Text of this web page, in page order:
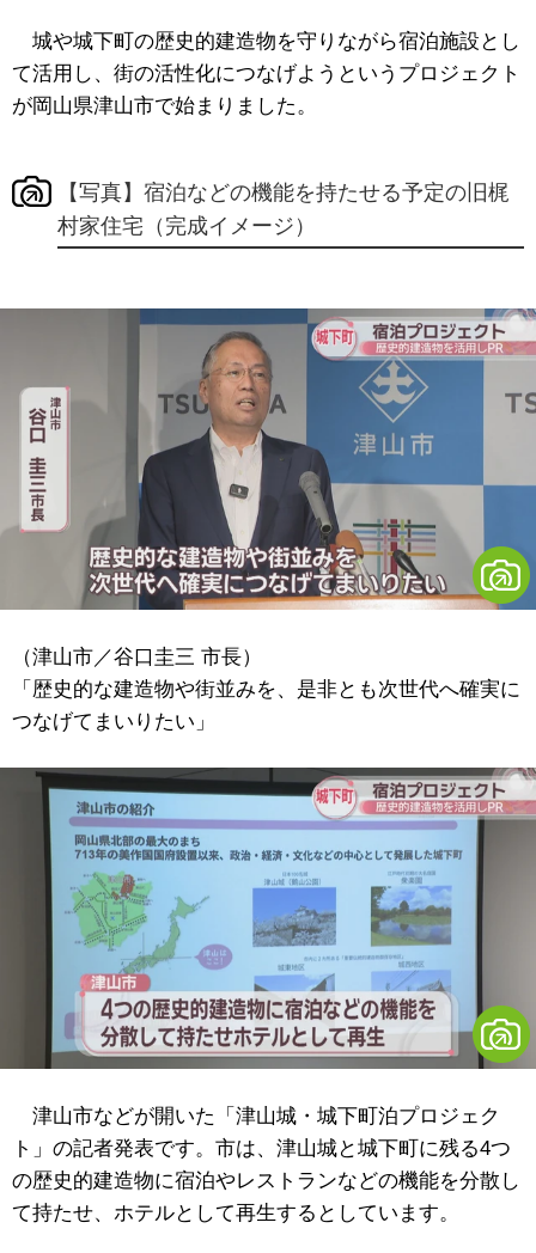
城や城下町の歴史的建造物を守りながら宿泊施設とし
て活用し、街の活性化につなげようというプロジェクト
が岡山県津山市で始まりました。
【写真】宿泊などの機能を持たせる予定の旧梶
村家住宅（完成イメージ）
（津山市／谷口圭三 市長）
「歴史的な建造物や街並みを、是非とも次世代へ確実に
つなげてまいりたい」
津山市などが開いた「津山城・城下町泊プロジェク
ト」の記者発表です。市は、津山城と城下町に残る4つ
の歴史的建造物に宿泊やレストランなどの機能を分散し
て持たせ、ホテルとして再生するとしています。